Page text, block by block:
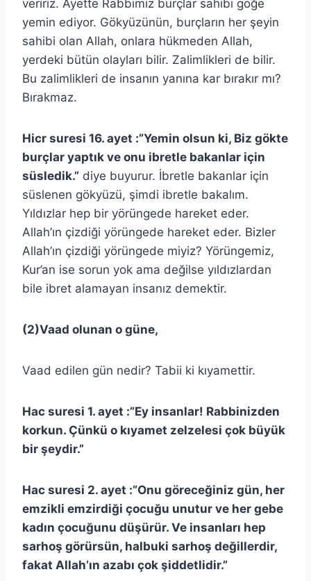
veririz. Ayette Rabbimiz burçlar sahibi göğe
yemin ediyor. Gökyüzünün, burçların her şeyin
sahibi olan Allah, onlara hükmeden Allah,
yerdeki bütün olayları bilir. Zalimlikleri de bilir.
Bu zalimlikleri de insanın yanına kar bırakır mı?
Bırakmaz.
Hicr suresi 16. ayet :”Yemin olsun ki, Biz gökte
burçlar yaptık ve onu ibretle bakanlar için
süsledik.” diye buyurur. İbretle bakanlar için
süslenen gökyüzü, şimdi ibretle bakalım.
Yıldızlar hep bir yörüngede hareket eder.
Allah’ın çizdiği yörüngede hareket eder. Bizler
Allah’ın çizdiği yörüngede miyiz? Yörüngemiz,
Kur’an ise sorun yok ama değilse yıldızlardan
bile ibret alamayan insanız demektir.
(2)Vaad olunan o güne,
Vaad edilen gün nedir? Tabii ki kıyamettir.
Hac suresi 1. ayet :”Ey insanlar! Rabbinizden
korkun. Çünkü o kıyamet zelzelesi çok büyük
bir şeydir.”
Hac suresi 2. ayet :”Onu göreceğiniz gün, her
emzikli emzirdiği çocuğu unutur ve her gebe
kadın çocuğunu düşürür. Ve insanları hep
sarhoş görürsün, halbuki sarhoş değillerdir,
fakat Allah’ın azabı çok şiddetlidir.”